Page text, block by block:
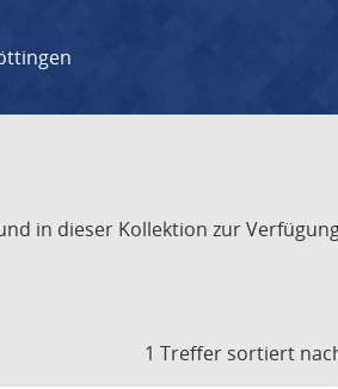
in dieser Kollektion zur
1 Treffer sortiert